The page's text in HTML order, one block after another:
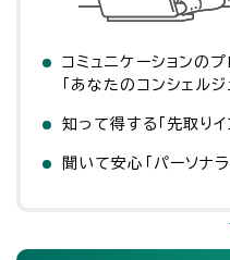
コミュニケーションの
「あなたのコンシェルジ
知って得する「先取りイ
聞いて安心「パーソナラ